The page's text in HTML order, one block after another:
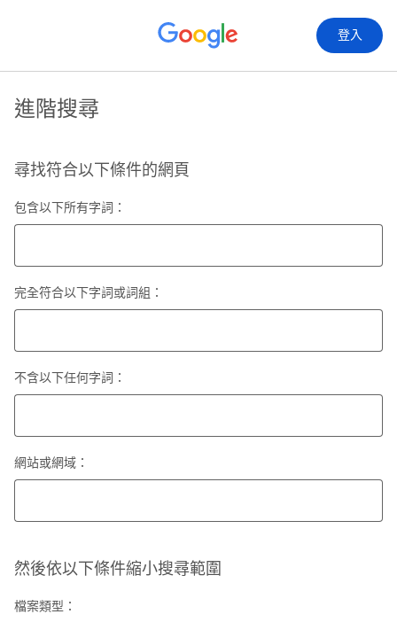
登入
進階搜尋
尋找符合以下條件的網頁
包含以下所有字詞：
完全符合以下字詞或詞組：
不含以下任何字詞：
網站或網域：
然後依以下條件縮小搜尋範圍
檔案類型：